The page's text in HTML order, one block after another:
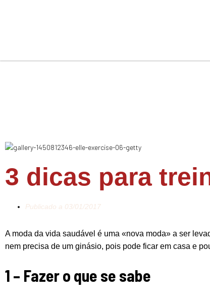
3 dicas para
Publicado a 03/01/2017
A moda da vida saudável é uma «nova moda» a ser
nem precisa de um ginásio, pois pode ficar em casa e
1 – Fazer o que se sabe